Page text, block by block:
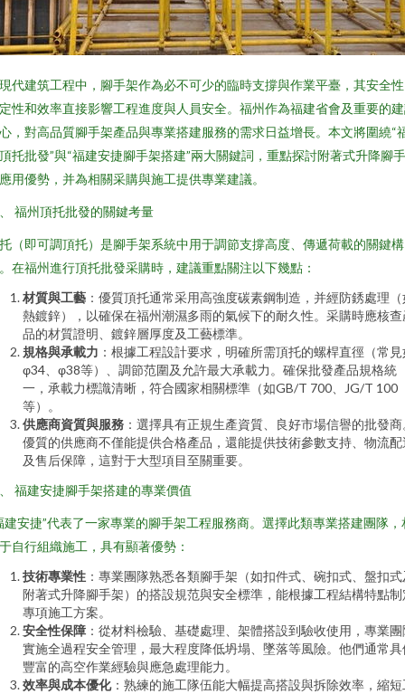
代建筑工程中，腳手架作為必不可少的臨時支撐與作業平臺，其安全
性和效率直接影響工程進度與人員安全。福州作為福建省會及重要的
，對高品質腳手架產品與專業搭建服務的需求日益增長。本文將圍繞“
托批發”與“福建安捷腳手架搭建”兩大關鍵詞，重點探討附著式升降腳
用優勢，并為相關采購與施工提供專業建議。
福州頂托批發的關鍵考量
（即可調頂托）是腳手架系統中用于調節支撐高度、傳遞荷載的關鍵構
在福州進行頂托批發采購時，建議重點關注以下幾點：
材質與工藝 ：優質頂托通常采用高強度碳素鋼制造，并經防銹處理（
熱鍍鋅），以確保在福州潮濕多雨的氣候下的耐久性。采購時應核查
品的材質證明、鍍鋅層厚度及工藝標準。
規格與承載力 ：根據工程設計要求，明確所需頂托的螺桿直徑（常見
φ34、φ38等）、調節范圍及允許最大承載力。確保批發產品規格統
一，承載力標識清晰，符合國家相關標準（如GB/T 700、JG/T 100
等）。
供應商資質與服務 ：選擇具有正規生產資質、良好市場信譽的批發
優質的供應商不僅能提供合格產品，還能提供技術參數支持、物流配
及售后保障，這對于大型項目至關重要。
福建安捷腳手架搭建的專業價值
建安捷”代表了一家專業的腳手架工程服務商。選擇此類專業搭建團隊，
自行組織施工，具有顯著優勢：
技術專業性 ：專業團隊熟悉各類腳手架（如扣件式、碗扣式、盤扣式
附著式升降腳手架）的搭設規范與安全標準，能根據工程結構特點制
專項施工方案。
安全性保障 ：從材料檢驗、基礎處理、架體搭設到驗收使用，專業團
實施全過程安全管理，最大程度降低坍塌、墜落等風險。他們通常具
豐富的高空作業經驗與應急處理能力。
效率與成本優化：熟練的施工隊伍能大幅提高搭設與拆除效率，縮短